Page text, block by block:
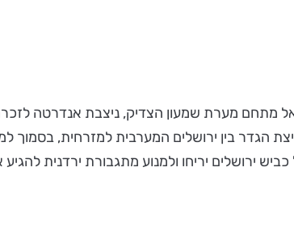
הגדר בין ירושלים המערבית למזרחית, בסמוך
ירושלים יריחו ולמנוע מתגבורת ירדנית